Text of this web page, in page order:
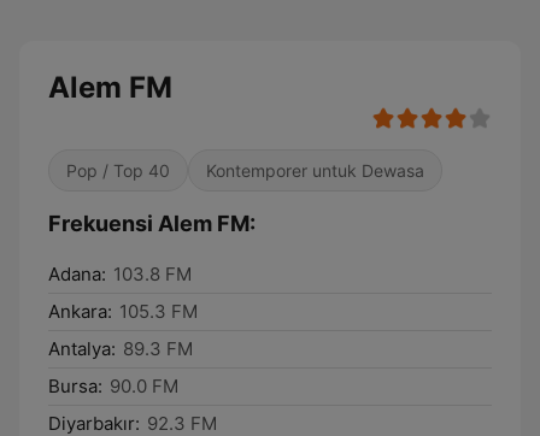
Alem FM
Pop / Top 40 Kontemporer untuk Dewasa
Frekuensi Alem FM:
Adana: 103.8 FM
Ankara: 105.3 FM
Antalya: 89.3 FM
Bursa: 90.0 FM
Diyarbakır: 92.3 FM